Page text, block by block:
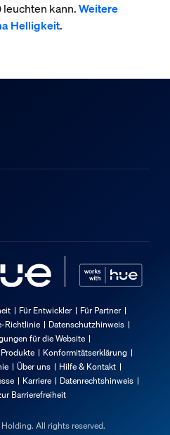
kann.Weitere
Helligkeit.
Für Entwickler
Für Partner
Richtlinie
Datenschutzhinweis
für die Website
Konformitätserklärung
Über uns
Hilfe & Kontakt
Karriere
Datenrechtshinweis
Barrierefreiheit
All rights reserved.